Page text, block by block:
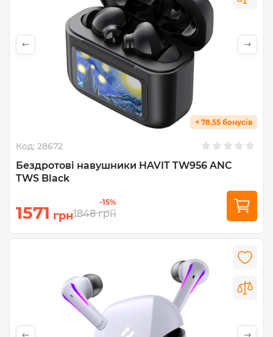
+ 78.55 бонусів
Код: 28672
Бездротові навушники HAVIT TW956 ANC
TWS Black
1571 грн
-15%
1848 грн